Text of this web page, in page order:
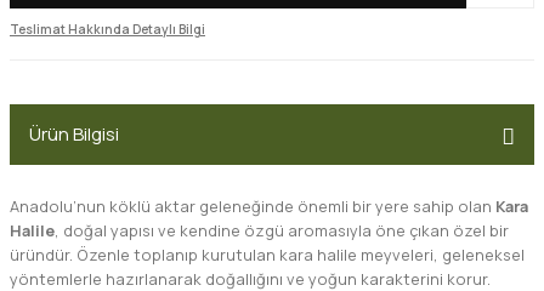
Teslimat Hakkında Detaylı Bilgi
Ürün Bilgisi
Anadolu’nun köklü aktar geleneğinde önemli bir yere sahip olan Kara
Halile, doğal yapısı ve kendine özgü aromasıyla öne çıkan özel bir
üründür. Özenle toplanıp kurutulan kara halile meyveleri, geleneksel
yöntemlerle hazırlanarak doğallığını ve yoğun karakterini korur.